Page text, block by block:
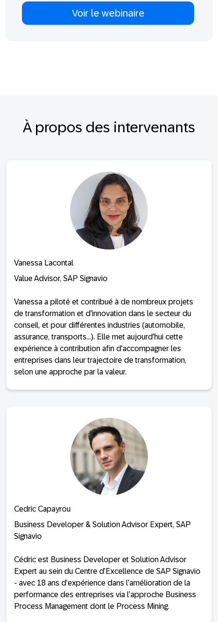
À propos des intervenants
Vanessa Lacontal
Value Advisor, SAP Signavio
Vanessa a piloté et contribué à de nombreux projets
de transformation et d'innovation dans le secteur du
conseil, et pour différentes industries (automobile,
assurance, transports...). Elle met aujourd'hui cette
expérience à contribution afin d'accompagner les
entreprises dans leur trajectoire de transformation,
selon une approche par la valeur.
Cedric Capayrou
Business Developer & Solution Advisor Expert, SAP
Signavio
Cédric est Business Developer et Solution Advisor
Expert au sein du Centre d’Excellence de SAP Signavio
- avec 18 ans d’expérience dans l’amélioration de la
performance des entreprises via l’approche Business
Process Management dont le Process Mining.